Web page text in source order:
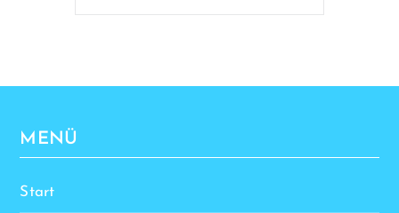
MENÜ
Start